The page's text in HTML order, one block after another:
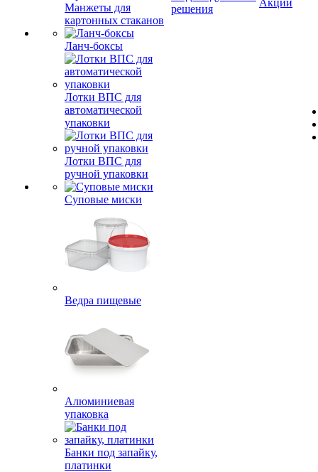
Манжеты для
картонных стаканов
Ланч-боксы
Лотки ВПС для
автоматической
упаковки
Лотки ВПС для
ручной упаковки
Суповые миски
Ведра пищевые
Алюминиевая
упаковка
Банки под запайку,
платинки
решения
Акции